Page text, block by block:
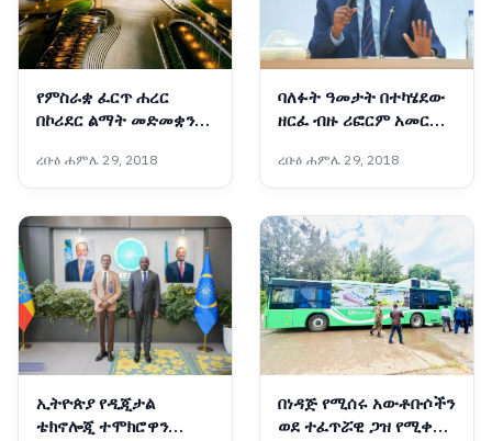
የምስራቋ ፈርጥ ሐረር
በኮሪደር ልማት መድመቋን
ረቡዕ ሐምሌ 29, 2018
ባለፉት ዓመታት በተካሄደው
ዘርፈ ብዙ ሪፎርም አመርቂ
አቶ አደም ፋራህ
ረቡዕ ሐምሌ 29, 2018
ኢትዮጵያ የዲጂታል
ቴክኖሎጂ ተሞክሮዋን
በነዳጅ የሚሰሩ አውቶቡሶችን
ወደ ተፈጥሯዊ ጋዝ የሚቀይር